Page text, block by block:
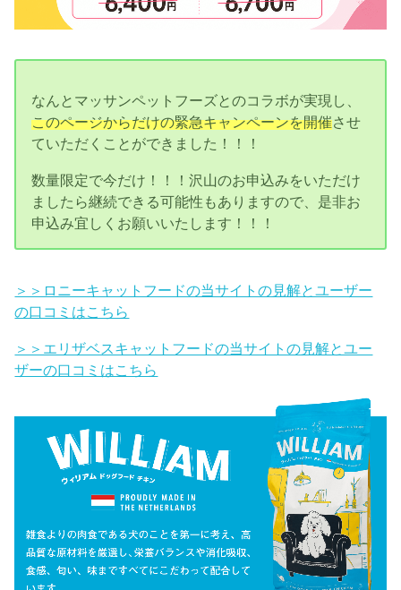
なんとマッサンペットフーズとのコラボが実現し、
このページからだけの緊急キャンペーンを開催させ
ていただくことができました！！！
数量限定で今だけ！！！沢山のお申込みをいただけ
ましたら継続できる可能性もありますので、是非お
申込み宜しくお願いいたします！！！
＞＞ロニーキャットフードの当サイトの見解とユーザー
の口コミはこちら
＞＞エリザベスキャットフードの当サイトの見解とユー
ザーの口コミはこちら